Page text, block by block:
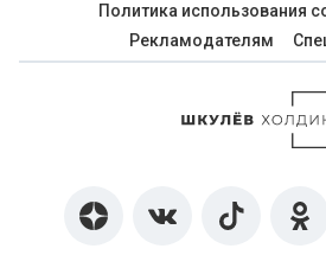
Политика использования
Рекламодателям